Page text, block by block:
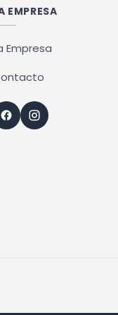
EMPRESA
Empresa